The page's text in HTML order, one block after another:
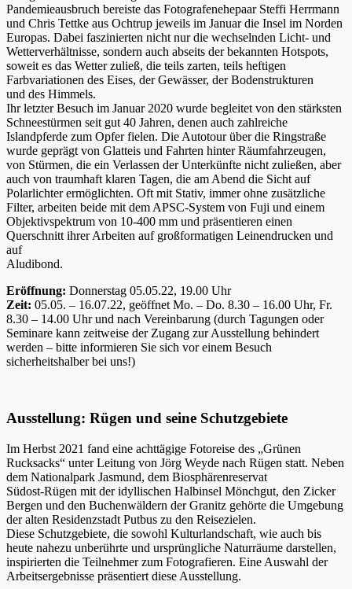
Pandemieausbruch bereiste das Fotografenehepaar Steffi Herrmann
und Chris Tettke aus Ochtrup jeweils im Januar die Insel im Norden
Europas. Dabei faszinierten nicht nur die wechselnden Licht- und
Wetterverhältnisse, sondern auch abseits der bekannten Hotspots,
soweit es das Wetter zuließ, die teils zarten, teils heftigen
Farbvariationen des Eises, der Gewässer, der Bodenstrukturen
und des Himmels.
Ihr letzter Besuch im Januar 2020 wurde begleitet von den stärksten
Schneestürmen seit gut 40 Jahren, denen auch zahlreiche
Islandpferde zum Opfer fielen. Die Autotour über die Ringstraße
wurde geprägt von Glatteis und Fahrten hinter Räumfahrzeugen,
von Stürmen, die ein Verlassen der Unterkünfte nicht zuließen, aber
auch von traumhaft klaren Tagen, die am Abend die Sicht auf
Polarlichter ermöglichten. Oft mit Stativ, immer ohne zusätzliche
Filter, arbeiten beide mit dem APSC-System von Fuji und einem
Objektivspektrum von 10-400 mm und präsentieren einen
Querschnitt ihrer Arbeiten auf großformatigen Leinendrucken und
auf
Aludibond.
Eröffnung: Donnerstag 05.05.22, 19.00 Uhr
Zeit: 05.05. – 16.07.22, geöffnet Mo. – Do. 8.30 – 16.00 Uhr, Fr.
8.30 – 14.00 Uhr und nach Vereinbarung (durch Tagungen oder
Seminare kann zeitweise der Zugang zur Ausstellung behindert
werden – bitte informieren Sie sich vor einem Besuch
sicherheitshalber bei uns!)
Ausstellung: Rügen und seine Schutzgebiete
Im Herbst 2021 fand eine achttägige Fotoreise des „Grünen
Rucksacks“ unter Leitung von Jörg Weyde nach Rügen statt. Neben
dem Nationalpark Jasmund, dem Biosphärenreservat
Südost-Rügen mit der idyllischen Halbinsel Mönchgut, den Zicker
Bergen und den Buchenwäldern der Granitz gehörte die Umgebung
der alten Residenzstadt Putbus zu den Reisezielen.
Diese Schutzgebiete, die sowohl Kulturlandschaft, wie auch bis
heute nahezu unberührte und ursprüngliche Naturräume darstellen,
inspirierten die Teilnehmer zum Fotografieren. Eine Auswahl der
Arbeitsergebnisse präsentiert diese Ausstellung.